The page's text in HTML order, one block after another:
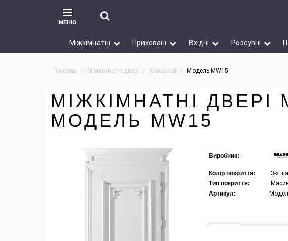
МЕНЮ
Міжкімнатні Приховані Вхідні Розсувні
Головна Міжкімнатні двері Maxwood Модель MW15
МІЖКІМНАТНІ ДВЕРІ
МОДЕЛЬ MW15
Виробник:
Колір покриття:
3-х
Тип покриття:
Артикул: